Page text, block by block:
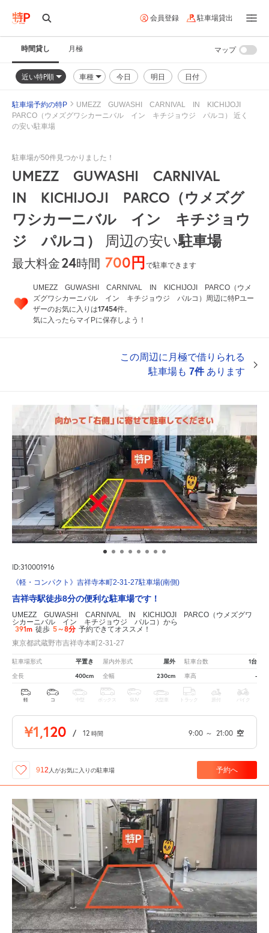
会員登録 駐車場貸出
時間貸し 月極
近い特P順 車種 今日 明日 日付
マップ
駐車場予約の特P
UMEZZ GUWASHI CARNIVAL IN KICHIJOJI
PARCO（ウメズグワシカーニバル イン キチジョウジ パルコ） 近く
の安い駐車場
駐車場が50件見つかりました！
UMEZZ GUWASHI CARNIVAL
IN KICHIJOJI PARCO（ウメズグ
ワシカーニバル イン キチジョウ
ジ パルコ）
周辺の安い駐車場
最大料金24時間 700円で駐車できます
UMEZZ GUWASHI CARNIVAL IN KICHIJOJI PARCO（ウメ
ズグワシカーニバル イン キチジョウジ パルコ）周辺に特Pユー
ザーのお気に入りは17454件。
気に入ったらマイPに保存しよう！
この周辺に月極で借りられる
駐車場も 7件あります
ID:310001916
《軽・コンパクト》吉祥寺本町2-31-27駐車場(南側)
吉祥寺駅徒歩8分の便利な駐車場です！
UMEZZ GUWASHI CARNIVAL IN KICHIJOJI PARCO（ウメズグワ
シカーニバル イン キチジョウジ パルコ）から
391m 徒歩 5～8分 予約できてオススメ！
東京都武蔵野市吉祥寺本町2-31-27
駐車場形式 平置き 屋内外形式 屋外 駐車台数 1台
全長 400cm 全幅 230cm 車高 -
軽 コ 中型 ボックス SUV 大型車 トラック 原付 バイク
¥1,120 / 12 時間 9:00 ～ 21:00 空
912 人がお気に入りの駐車場 予約へ